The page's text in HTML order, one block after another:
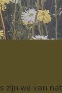
we van